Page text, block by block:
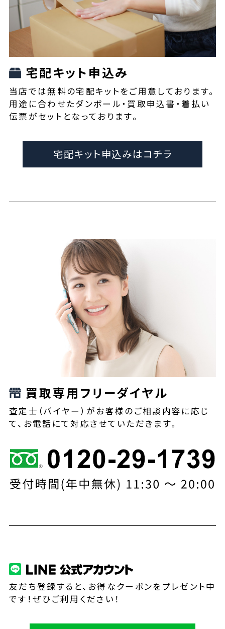
宅配キット申込み
当店では無料の宅配キットをご用意しております。
用途に合わせたダンボール・買取申込書・着払い
伝票がセットとなっております。
宅配キット申込みはコチラ
買取専用フリーダイヤル
査定士（バイヤー）がお客様のご相談内容に応じ
て、お電話にて対応させていただきます。
友だち登録すると、お得なクーポンをプレゼント中
です！ぜひご利用ください！